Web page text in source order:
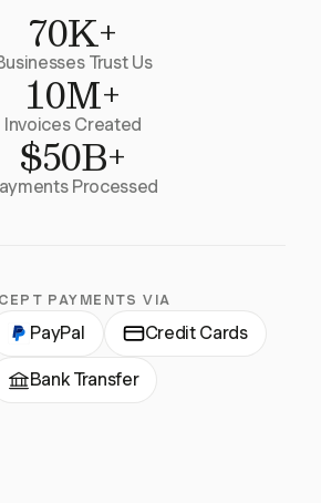
70K+
Trust Us
10M+
Invoices Created
$50B+
Processed
PAYMENTS VIA
PayPal Credit Cards
Bank Transfer